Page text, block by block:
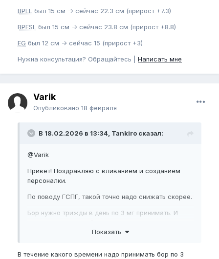
BPEL был 15 см -> сейчас 22.3 см (прирост +7.3)
BPFSL был 15 см -> сейчас 23.8 см (прирост +8.8)
EG был 12 см -> сейчас 15 (прирост +3)
Нужна консультация? Обращайтесь | Написать мне
Varik
Опубликовано 18 февраля
В 18.02.2026 в 13:34, Tankiro сказал:
@Varik
Привет! Поздравляю с вливанием и созданием
персоналки.
По поводу ГСПГ, такой точно надо снижать скорее.
Бор нужно трижды в день по 3 мг принимать. И
ПО поводу целей, с твоими шикарными
Показать
В течение какого времени надо принимать бор по 3